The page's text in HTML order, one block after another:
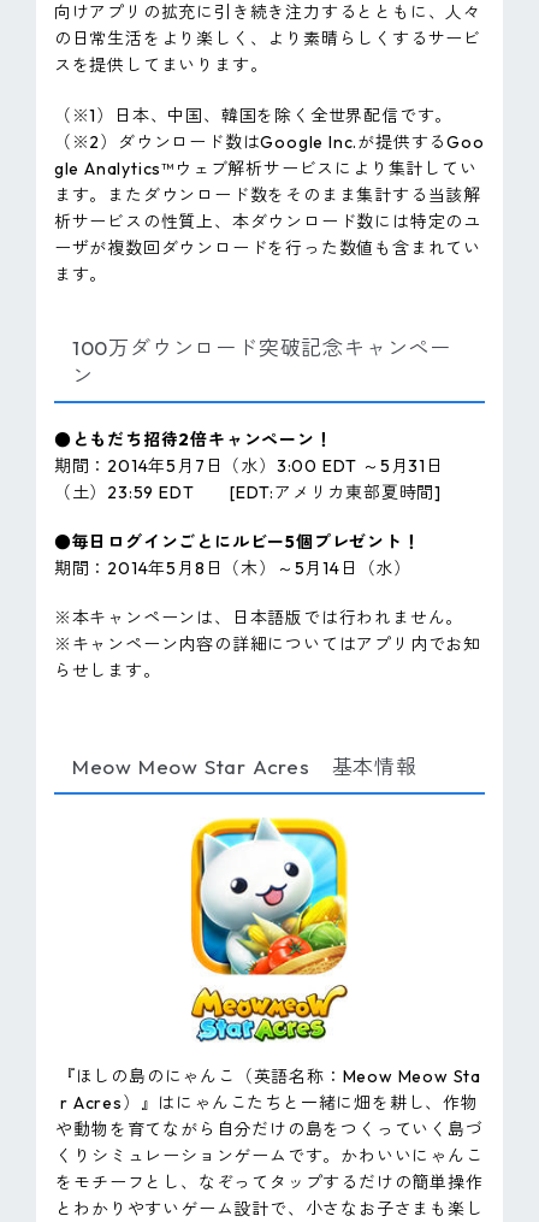
向けアプリの拡充に引き続き注力するとともに、人々
の日常生活をより楽しく、より素晴らしくするサービ
スを提供してまいります。
（※1）日本、中国、韓国を除く全世界配信です。
（※2）ダウンロード数はGoogle Inc.が提供するGoo
gle Analytics™ウェブ解析サービスにより集計してい
ます。またダウンロード数をそのまま集計する当該解
析サービスの性質上、本ダウンロード数には特定のユ
ーザが複数回ダウンロードを行った数値も含まれてい
ます。
100万ダウンロード突破記念キャンペー
ン
●ともだち招待2倍キャンペーン！
期間：2014年5月7日（水）3:00 EDT ～5月31日
（土）23:59 EDT [EDT:アメリカ東部夏時間]
●毎日ログインごとにルビー5個プレゼント！
期間：2014年5月8日（木）～5月14日（水）
※本キャンペーンは、日本語版では行われません。
※キャンペーン内容の詳細についてはアプリ内でお知
らせします。
Meow Meow Star Acres 基本情報
『ほしの島のにゃんこ（英語名称：Meow Meow Sta
r Acres）』はにゃんこたちと一緒に畑を耕し、作物
や動物を育てながら自分だけの島をつくっていく島づ
くりシミュレーションゲームです。かわいいにゃんこ
をモチーフとし、なぞってタップするだけの簡単操作
とわかりやすいゲーム設計で、小さなお子さまも楽し